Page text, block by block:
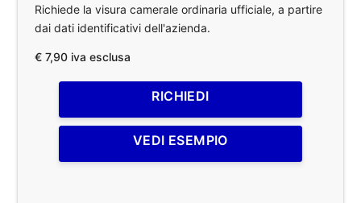
Richiede la visura camerale ordinaria ufficiale, a partire
dai dati identificativi dell'azienda.
€ 7,90 iva esclusa
RICHIEDI
VEDI ESEMPIO